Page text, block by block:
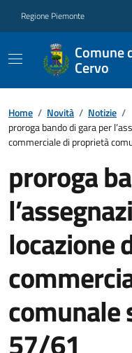
Regione Piemonte
Comune
Cervo
Home / Novità / Notizie /
proroga bando di gara per
commerciale di proprietà
proroga
locazione
comunale